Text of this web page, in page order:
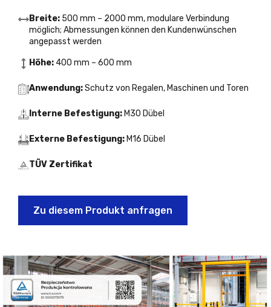
Breite: 500 mm – 2000 mm, modulare Verbindung
möglich; Abmessungen können den Kundenwünschen
angepasst werden
Höhe: 400 mm – 600 mm
Anwendung:Schutz von Regalen, Maschinen und Toren
Interne Befestigung: M30 Dübel
Externe Befestigung: M16 Dübel
TÜV Zertifikat
Zu diesem Produkt anfragen